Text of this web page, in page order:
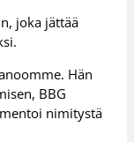
joka jättää
Hän
BBG
nimitystä